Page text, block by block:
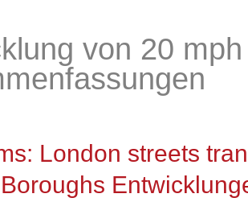
von 20
London streets